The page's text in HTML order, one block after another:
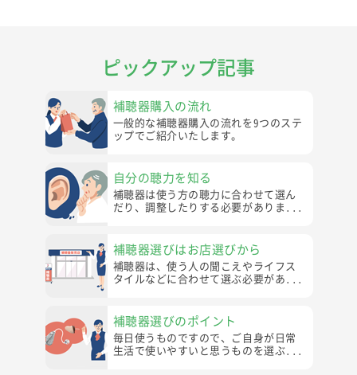
ピックアップ記事
補聴器購入の流れ
一般的な補聴器購入の流れを9つのステ
ップでご紹介いたします。
自分の聴力を知る
補聴器は使う方の聴力に合わせて選ん
だり、調整したりする必要がありま...
補聴器選びはお店選びから
補聴器は、使う人の聞こえやライフス
タイルなどに合わせて選ぶ必要があ...
補聴器選びのポイント
毎日使うものですので、ご自身が日常
生活で使いやすいと思うものを選ぶ...